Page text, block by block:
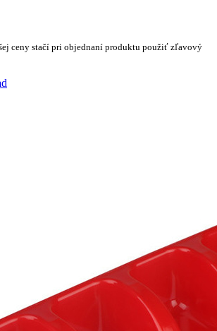
ceny stačí pri objednaní produktu použiť zľavový